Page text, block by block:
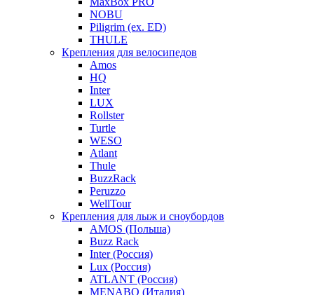
NOBU
Piligrim (ex. ED)
THULE
Крепления для велосипедов
Amos
HQ
Inter
LUX
Rollster
Turtle
WESO
Atlant
Thule
BuzzRack
Peruzzo
WellTour
Крепления для лыж и сноубордов
AMOS (Польша)
Buzz Rack
Inter (Россия)
Lux (Россия)
ATLANT (Россия)
MENABO (Италия)